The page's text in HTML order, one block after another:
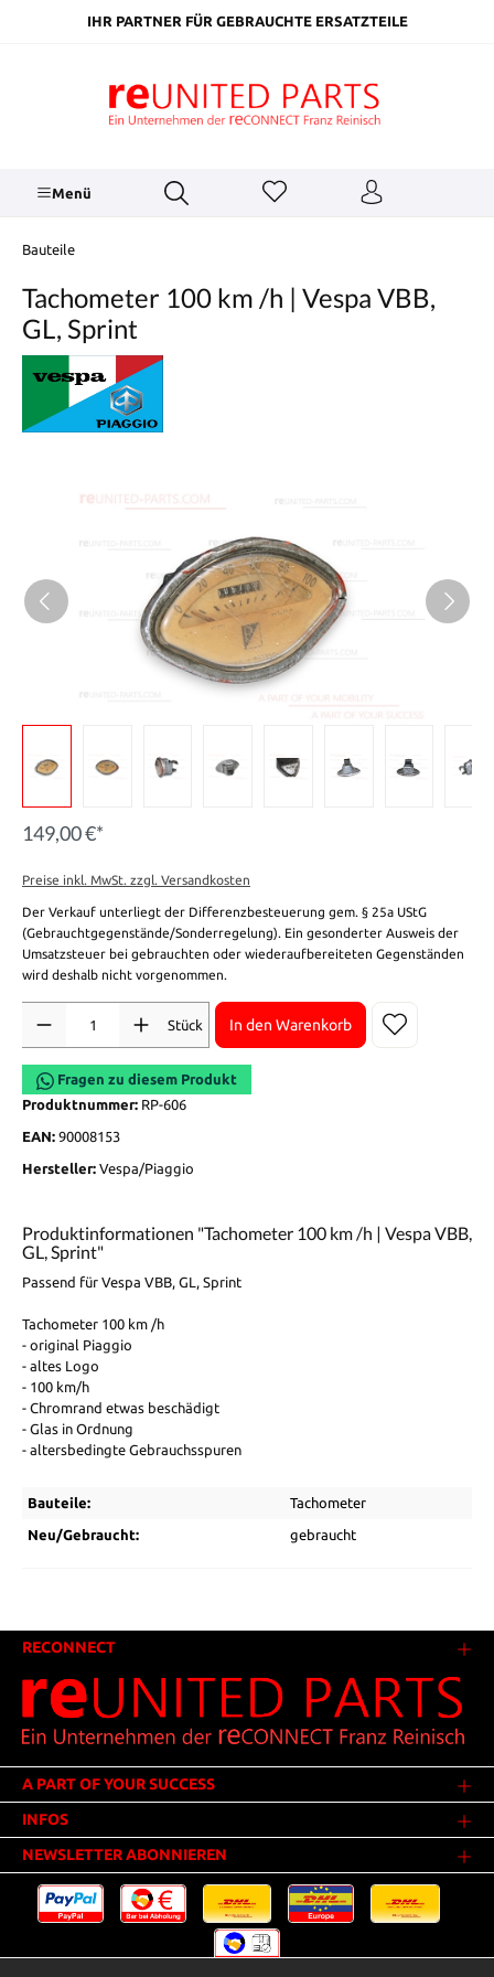
springenIHR PARTNER FÜR GEBRAUCHTE ERSATZTEILE
Menü
Bauteile
Tachometer 100 km /h | Vespa VBB,
GL, Sprint
149,00 €*
Preise inkl. MwSt. zzgl. Versandkosten
Der Verkauf unterliegt der Differenzbesteuerung gem. § 25a UStG
(Gebrauchtgegenstände/Sonderregelung). Ein gesonderter Ausweis der
Umsatzsteuer bei gebrauchten oder wiederaufbereiteten Gegenständen
wird deshalb nicht vorgenommen.
Stück
In den Warenkorb
Fragen zu diesem Produkt
Produktnummer: RP-606
EAN: 90008153
Hersteller: Vespa/Piaggio
Produktinformationen "Tachometer 100 km /h | Vespa VBB,
GL, Sprint"
Passend für Vespa VBB, GL, Sprint
Tachometer 100 km /h
- original Piaggio
- altes Logo
- 100 km/h
- Chromrand etwas beschädigt
- Glas in Ordnung
- altersbedingte Gebrauchsspuren
Bauteile: Tachometer
Neu/Gebraucht: gebraucht
RECONNECT
A PART OF YOUR SUCCESS
INFOS
NEWSLETTER ABONNIEREN